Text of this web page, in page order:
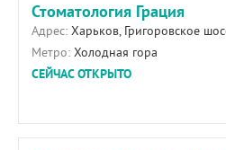
Стоматология Грация
Адрес: Харьков, Григоровское
Метро: Холодная гора
СЕЙЧАС ОТКРЫТО